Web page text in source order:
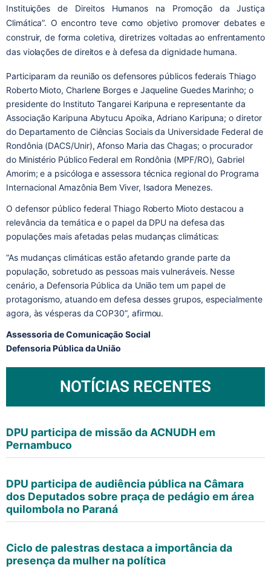
Instituições de Direitos Humanos na Promoção da Justiça
Climática”. O encontro teve como objetivo promover debates e
construir, de forma coletiva, diretrizes voltadas ao enfrentamento
das violações de direitos e à defesa da dignidade humana.
Participaram da reunião os defensores públicos federais Thiago
Roberto Mioto, Charlene Borges e Jaqueline Guedes Marinho; o
presidente do Instituto Tangarei Karipuna e representante da
Associação Karipuna Abytucu Apoika, Adriano Karipuna; o diretor
do Departamento de Ciências Sociais da Universidade Federal de
Rondônia (DACS/Unir), Afonso Maria das Chagas; o procurador
do Ministério Público Federal em Rondônia (MPF/RO), Gabriel
Amorim; e a psicóloga e assessora técnica regional do Programa
Internacional Amazônia Bem Viver, Isadora Menezes.
O defensor público federal Thiago Roberto Mioto destacou a
relevância da temática e o papel da DPU na defesa das
populações mais afetadas pelas mudanças climáticas:
“As mudanças climáticas estão afetando grande parte da
população, sobretudo as pessoas mais vulneráveis. Nesse
cenário, a Defensoria Pública da União tem um papel de
protagonismo, atuando em defesa desses grupos, especialmente
agora, às vésperas da COP30”, afirmou.
Assessoria de Comunicação Social
Defensoria Pública da União
NOTÍCIAS RECENTES
DPU participa de missão da ACNUDH em
Pernambuco
DPU participa de audiência pública na Câmara
dos Deputados sobre praça de pedágio em área
quilombola no Paraná
Ciclo de palestras destaca a importância da
presença da mulher na política